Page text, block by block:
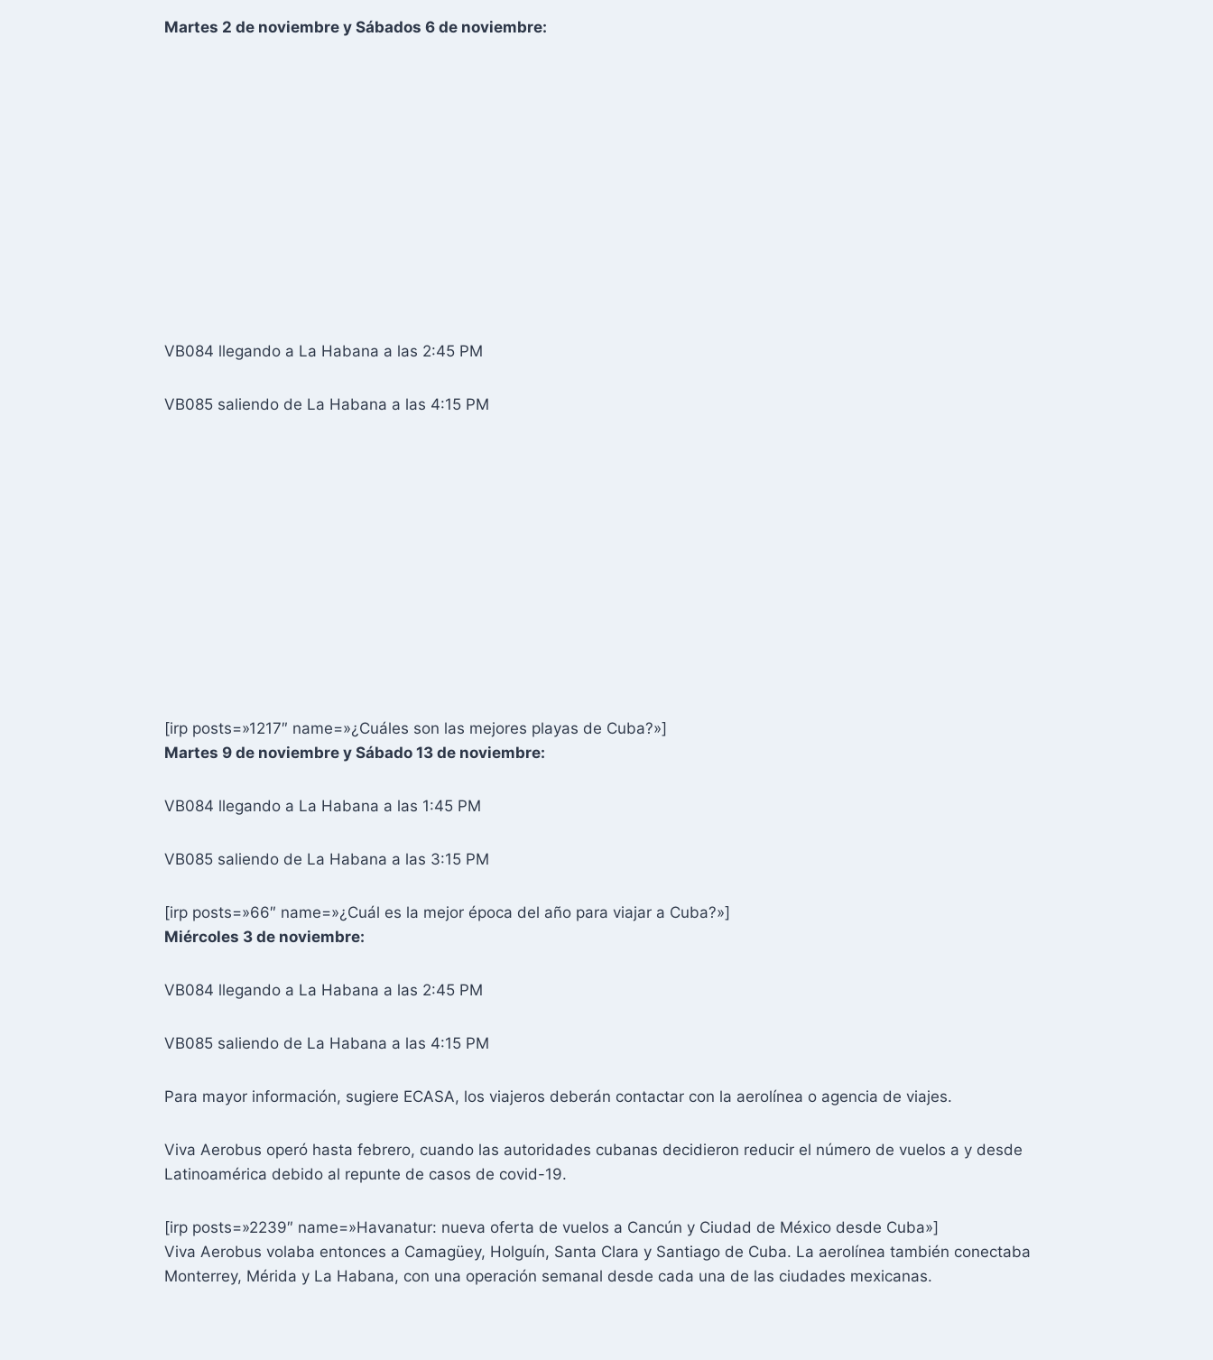
Martes 2 de noviembre y Sábados 6 de noviembre:
VB084 llegando a La Habana a las 2:45 PM
VB085 saliendo de La Habana a las 4:15 PM
[irp posts=»1217″ name=»¿Cuáles son las mejores playas de Cuba?»]
Martes 9 de noviembre y Sábado 13 de noviembre:
VB084 llegando a La Habana a las 1:45 PM
VB085 saliendo de La Habana a las 3:15 PM
[irp posts=»66″ name=»¿Cuál es la mejor época del año para viajar a Cuba?»]
Miércoles 3 de noviembre:
VB084 llegando a La Habana a las 2:45 PM
VB085 saliendo de La Habana a las 4:15 PM
Para mayor información, sugiere ECASA, los viajeros deberán contactar con la aerolínea o agencia de viajes.
Viva Aerobus operó hasta febrero, cuando las autoridades cubanas decidieron reducir el número de vuelos a y desde
Latinoamérica debido al repunte de casos de covid-19.
[irp posts=»2239″ name=»Havanatur: nueva oferta de vuelos a Cancún y Ciudad de México desde Cuba»]
Viva Aerobus volaba entonces a Camagüey, Holguín, Santa Clara y Santiago de Cuba. La aerolínea también conectaba
Monterrey, Mérida y La Habana, con una operación semanal desde cada una de las ciudades mexicanas.